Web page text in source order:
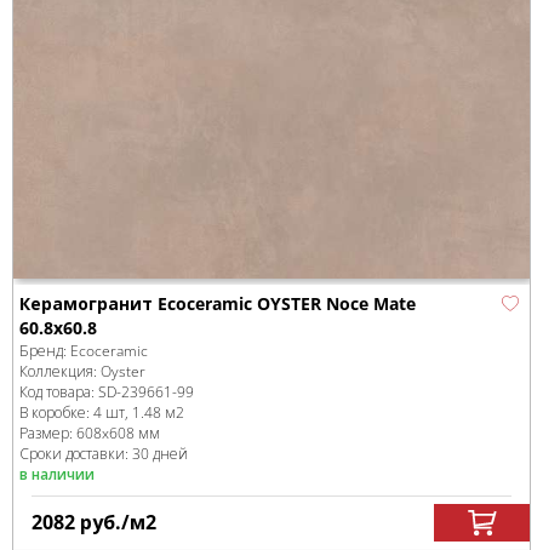
Керамогранит Ecoceramic OYSTER Noce Mate
60.8x60.8
Бренд: Ecoceramic
Коллекция: Oyster
Код товара: SD-239661-99
В коробке: 4 шт, 1.48 м2
Размер: 608x608 мм
Сроки доставки: 30 дней
в наличии
2082 руб./м2